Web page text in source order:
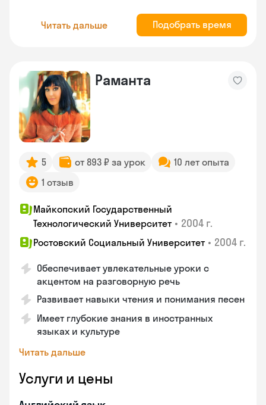
Читать дальше Подобрать время
Раманта
5 от 893 ₽ за урок
10 лет опыта
1 отзыв
Майкопский Государственный
Технологический Университет • 2004 г.
Ростовский Социальный Университет • 2004 г.
Обеспечивает увлекательные уроки с
акцентом на разговорную речь
Развивает навыки чтения и понимания песен
Имеет глубокие знания в иностранных
языках и культуре
Читать дальше
Услуги и цены